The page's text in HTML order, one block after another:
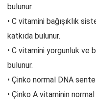
bulunur.
• C vitamini bağışıklık
katkıda bulunur.
• C vitamini yorgunluk ve
bulunur.
• Çinko normal DNA
• Çinko A vitaminin